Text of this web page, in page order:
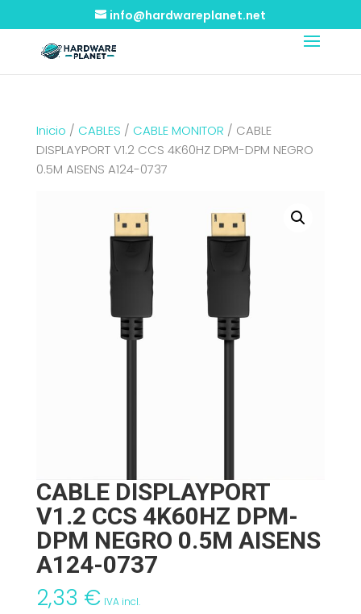
info@hardwareplanet.net
Inicio / CABLES / CABLE MONITOR / CABLE
DISPLAYPORT V1.2 CCS 4K60HZ DPM-DPM NEGRO
0.5M AISENS A124-0737
CABLE DISPLAYPORT
V1.2 CCS 4K60HZ DPM-
DPM NEGRO 0.5M AISENS
A124-0737
2,33 € IVA incl.